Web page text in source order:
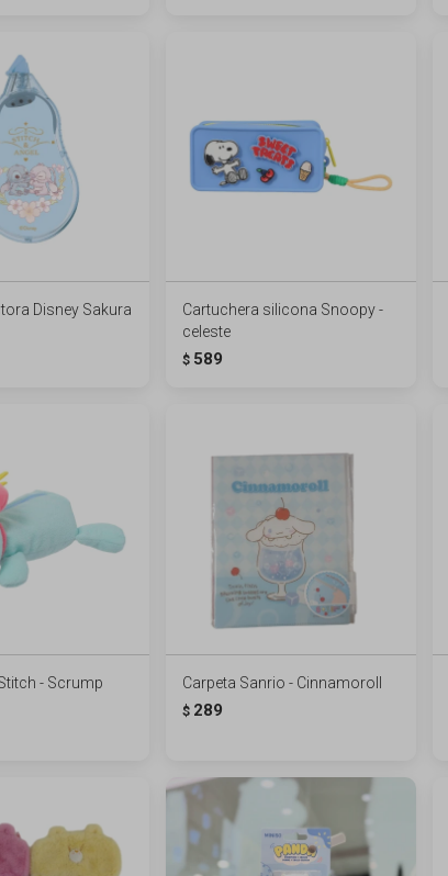
Disney Sakura
Cartuchera silicona Snoopy -
celeste
$ 589
- Scrump Carpeta Sanrio - Cinnamoroll
$ 289